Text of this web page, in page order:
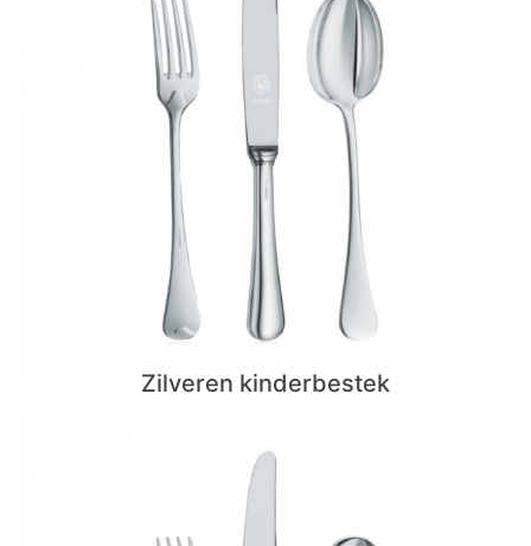
Zilveren kinderbestek